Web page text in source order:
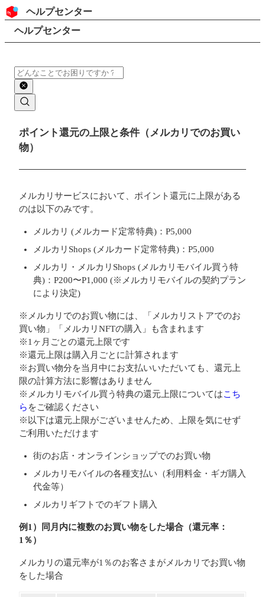
コンテンツにスキップ
ヘッダー
ヘルプセンター
検索
パンくずリスト
ヘルプセンター
検索
メインコンテンツ
ポイント還元の上限と条件（メルカリでのお買い
物）
メルカリサービスにおいて、ポイント還元に上限がある
のは以下のみです。
メルカリ (メルカード定常特典)：P5,000
メルカリShops (メルカード定常特典)：P5,000
メルカリ・メルカリShops (メルカリモバイル買う特
典)：P200〜P1,000 (※メルカリモバイルの契約プラン
により決定)
※メルカリでのお買い物には、「メルカリストアでのお
買い物」「メルカリNFTの購入」も含まれます
※1ヶ月ごとの還元上限です
※還元上限は購入月ごとに計算されます
※お買い物分を当月中にお支払いいただいても、還元上
限の計算方法に影響はありません
※メルカリモバイル買う特典の還元上限についてはこち
ら をご確認ください
※以下は還元上限がございませんため、上限を気にせず
ご利用いただけます
街のお店・オンラインショップでのお買い物
メルカリモバイルの各種支払い（利用料金・ギガ購入
代金等）
メルカリギフトでのギフト購入
例1）同月内に複数のお買い物をした場合（還元率：
1％）
メルカリの還元率が1％のお客さまがメルカリでお買い物
をした場合